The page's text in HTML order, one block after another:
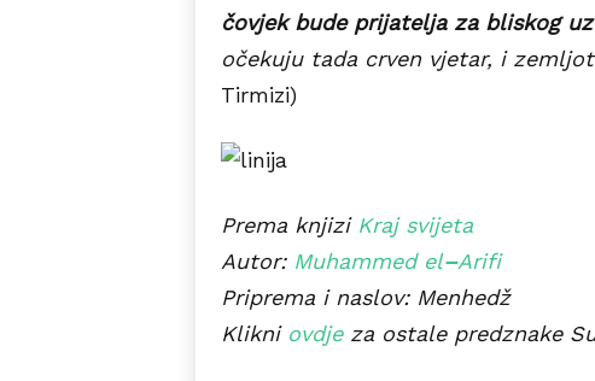
čovjek bude prijatelja za bliskog
očekuju tada crven vjetar, i
Tirmizi)
Prema knjizi Kraj svijeta
Autor: Muhammed el–Arifi
Priprema i naslov: Menhedž
Klikni ovdjeza ostale predznake